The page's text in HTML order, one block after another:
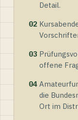
Detail.
02
03
offene
04
die
Ort im